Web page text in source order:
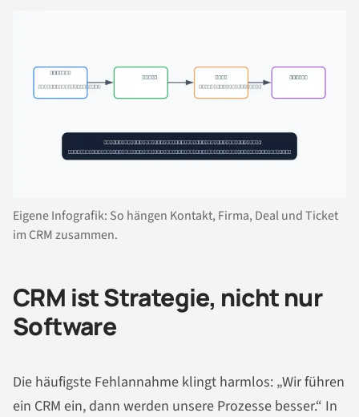
Eigene Infografik: So hängen Kontakt, Firma, Deal und Ticket
im CRM zusammen.
CRM ist Strategie, nicht nur
Software
Die häufigste Fehlannahme klingt harmlos: „Wir führen
ein CRM ein, dann werden unsere Prozesse besser.“ In